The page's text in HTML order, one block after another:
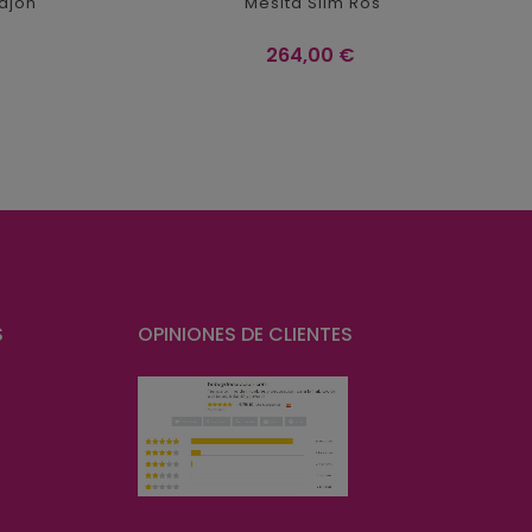
Precio
264,00 €
OPINIONES DE CLIENTES